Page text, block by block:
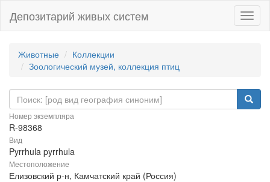
Депозитарий живых систем
Животные
Коллекции
Зоологический музей, коллекция птиц
Номер экземпляра
R-98368
Вид
Pyrrhula pyrrhula
Местоположение
Елизовский р-н, Камчатский край (Россия)